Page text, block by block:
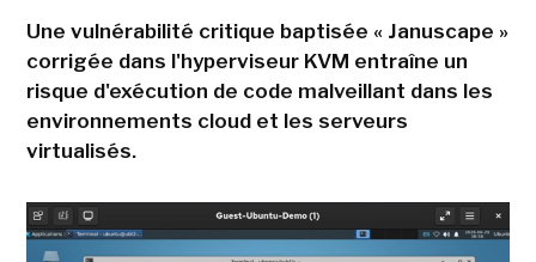
Une vulnérabilité critique baptisée « Januscape »
corrigée dans l'hyperviseur KVM entraîne un
risque d'exécution de code malveillant dans les
environnements cloud et les serveurs
virtualisés.